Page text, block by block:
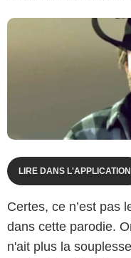
LIRE DANS L'APPLICATION
Certes, ce n’est pas
dans cette parodie.
n'ait plus la